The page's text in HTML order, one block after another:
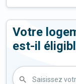
Votre
est-il
Saisissez